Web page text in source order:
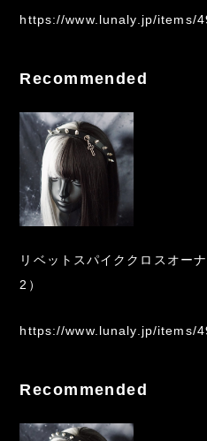
https://www.lunaly.jp/items/
Recommended
リベットスパイククロスオー
2）
https://www.lunaly.jp/items/
Recommended